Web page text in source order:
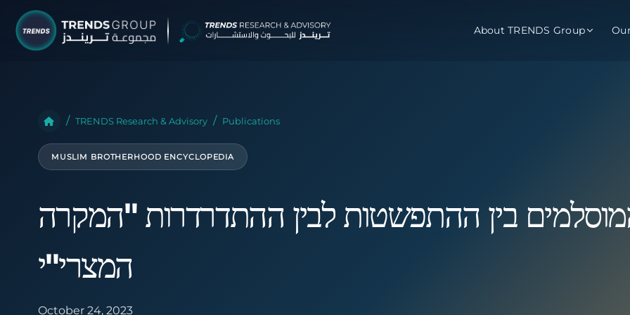
About TRENDS Group
Research & Advisory
Reports Enroll
TRENDS Research & Advisory Publications
MUSLIM BROTHERHOOD ENCYCLOPEDIA
בין ההתפשטות לבין ההתדרדרות "המקרה
המצרי"י
October 24, 2023